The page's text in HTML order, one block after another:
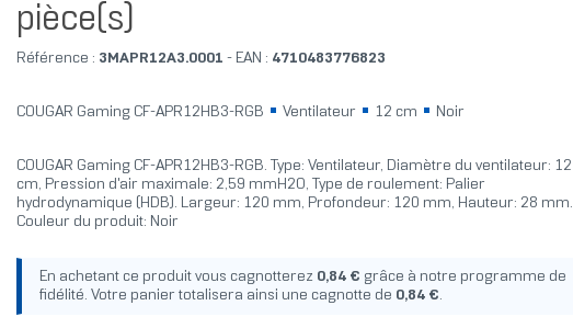
pièce(s)
Référence : 3MAPR12A3.0001 - EAN : 4710483776823
COUGAR Gaming CF-APR12HB3-RGB Ventilateur 12 cm Noir
COUGAR Gaming CF-APR12HB3-RGB. Type: Ventilateur, Diamètre du ventilateur: 12
cm, Pression d'air maximale: 2,59 mmH2O, Type de roulement: Palier
hydrodynamique (HDB). Largeur: 120 mm, Profondeur: 120 mm, Hauteur: 28 mm.
Couleur du produit: Noir
En achetant ce produit vous cagnotterez 0,84 € grâce à notre programme de
fidélité. Votre panier totalisera ainsi une cagnotte de 0,84 €.